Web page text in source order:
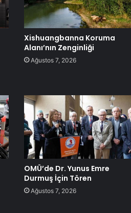
Xishuangbanna Koruma
Alanı’nın Zenginliği
Ağustos 7, 2026
OMÜ’de Dr. Yunus Emre
Durmuş İçin Tören
Ağustos 7, 2026